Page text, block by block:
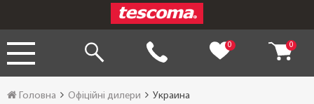
0 0
Головна Офіційні дилери Украина